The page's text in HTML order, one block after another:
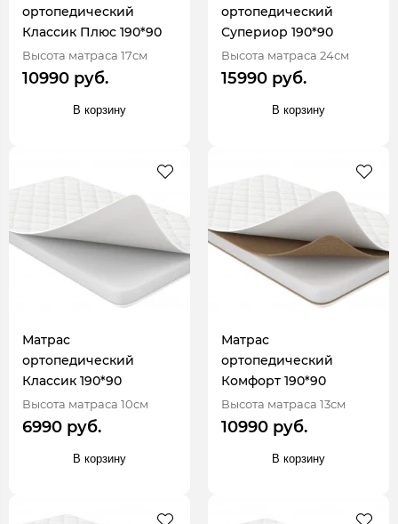
ортопедический
Классик Плюс 190*90
Высота матраса 17см
10990 руб.
В корзину
ортопедический
Супериор 190*90
Высота матраса 24см
15990 руб.
В корзину
Матрас
ортопедический
Классик 190*90
Высота матраса 10см
6990 руб.
В корзину
Матрас
ортопедический
Комфорт 190*90
Высота матраса 13см
10990 руб.
В корзину